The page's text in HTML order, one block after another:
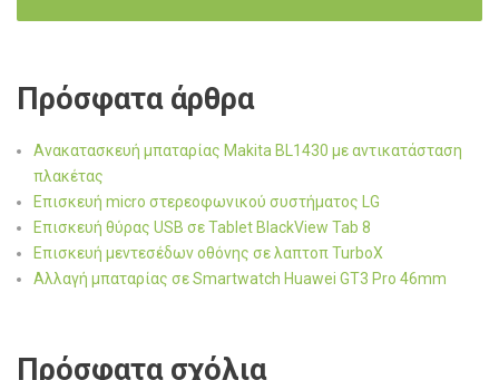
Πρόσφατα άρθρα
Ανακατασκευή μπαταρίας Makita BL1430 με αντικατάσταση
πλακέτας
Επισκευή micro στερεοφωνικού συστήματος LG
Επισκευή θύρας USB σε Tablet BlackView Tab 8
Επισκευή μεντεσέδων οθόνης σε λαπτοπ TurboX
Αλλαγή μπαταρίας σε Smartwatch Huawei GT3 Pro 46mm
Πρόσφατα σχόλια